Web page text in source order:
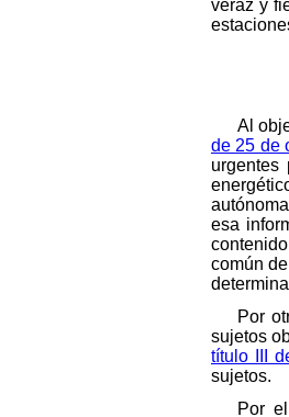
veraz y
Al
de 25 de
urgentes
esa
común
Por
sujetos
título III
sujetos.
Por